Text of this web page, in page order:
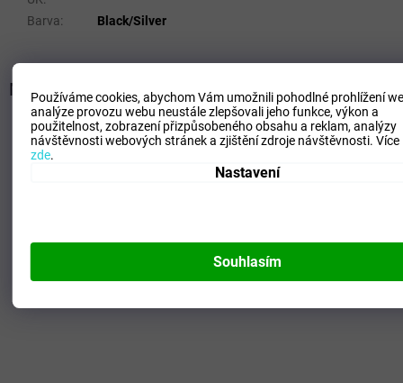
Používáme cookies, abychom Vám umožnili pohodlné prohlížení
analýze provozu webu neustále zlepšovali jeho funkce, výkon a
použitelnost, zobrazení přizpůsobeného obsahu a reklam, analýzy
návštěvnosti webových stránek a zjištění zdroje návštěvnosti.
zde.
Nastavení
Souhlasím
Mohlo by se vám líbit
+10% SLEVA
NAVÍC s kódem -
ITBOTY10
Kód:P1GB269654_32.5/1.0
Barva: Black/Silver